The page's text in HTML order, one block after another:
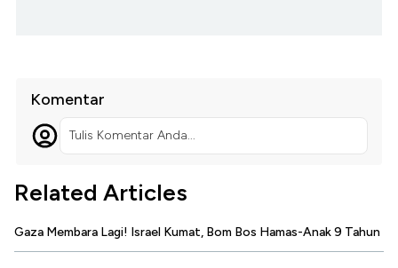
Komentar
Tulis Komentar Anda...
Related Articles
Gaza Membara Lagi! Israel Kumat, Bom Bos Hamas-Anak 9 Tahun